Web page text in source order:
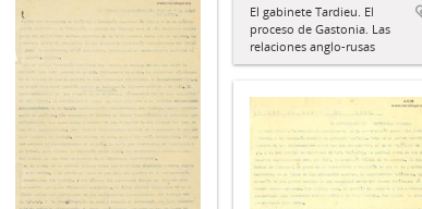
El gabinete Tardieu. El
proceso de Gastonia. Las
relaciones anglo-rusas